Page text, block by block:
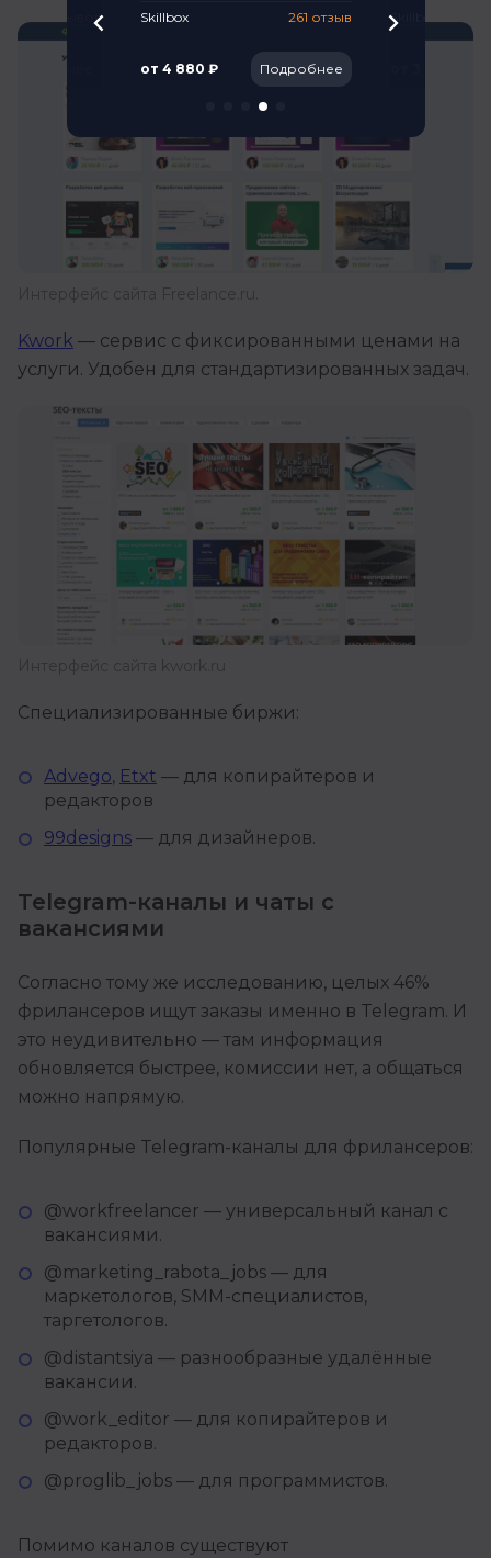
Kwork — сервис с фиксированными ценами на
услуги. Удобен для стандартизированных задач.
Специализированные биржи:
Advego, Etxt — для копирайтеров и
редакторов
99designs — для дизайнеров.
Telegram-каналы и чаты с
вакансиями
Согласно тому же исследованию, целых 46%
фрилансеров ищут заказы именно в Telegram. И
это неудивительно — там информация
обновляется быстрее, комиссии нет, а общаться
можно напрямую.
Популярные Telegram-каналы для фрилансеров:
@workfreelancer — универсальный канал с
вакансиями.
@marketing_rabota_jobs — для
маркетологов, SMM-специалистов,
таргетологов.
@distantsiya — разнообразные удалённые
вакансии.
@work_editor — для копирайтеров и
редакторов.
@proglib_jobs — для программистов.
Помимо каналов существуют
47 отзывов Skillbox 261 отзыв
от 4 880 ₽ Подробнее
Skillbox